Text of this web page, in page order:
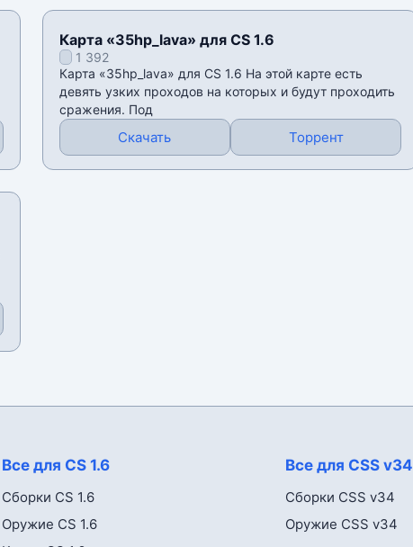
Карта «35hp_lava» для CS 1.6
1 392
Карта «35hp_lava» для CS 1.6 На этой карте есть
девять узких проходов на которых и будут проходить
сражения. Под
Скачать Торрент
Все для CS 1.6
Сборки CS 1.6
Оружие CS 1.6
Все для CSS v34
Сборки CSS v34
Оружие CSS v34